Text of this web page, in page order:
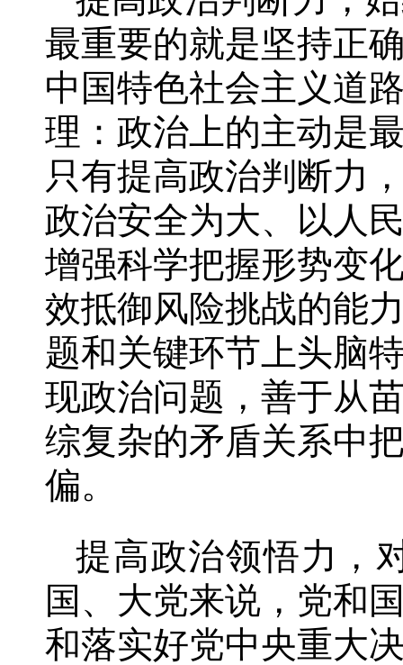
最重要的就是坚持正
中国特色社会主义道
理：政治上的主动是
只有提高政治判断力
政治安全为大、以人
增强科学把握形势变
效抵御风险挑战的能
题和关键环节上头脑
现政治问题，善于从
综复杂的矛盾关系中
偏。
提高政治领悟力，
国、大党来说，党和
和落实好党中央重大